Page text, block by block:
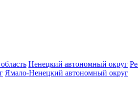
Ненецкий автономный округ
Ямало-Ненецкий автономный округ